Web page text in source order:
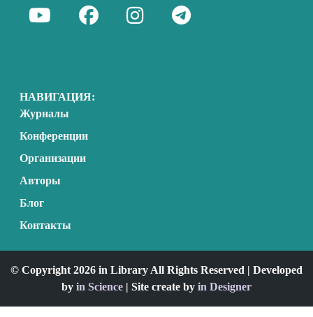
НАВИГАЦИЯ:
Журналы
Конференции
Организации
Авторы
Блог
Контакты
© Copyright 2026 in Library All Rights Reserved | Developed
by in Science | Site create by in Designer